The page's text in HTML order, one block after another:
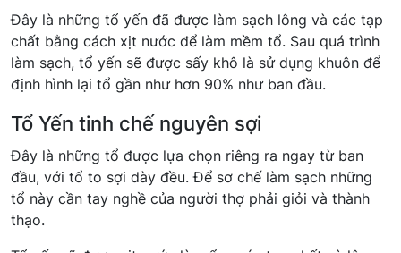
Đây là những tổ yến đã được làm sạch lông và các tạp
chất bằng cách xịt nước để làm mềm tổ. Sau quá trình
làm sạch, tổ yến sẽ được sấy khô là sử dụng khuôn để
định hình lại tổ gần như hơn 90% như ban đầu.
Tổ Yến tinh chế nguyên sợi
Đây là những tổ được lựa chọn riêng ra ngay từ ban
đầu, với tổ to sợi dày đều. Để sơ chế làm sạch những
tổ này cần tay nghề của người thợ phải giỏi và thành
thạo.